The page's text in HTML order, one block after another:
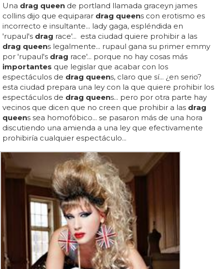
Una drag queen de portland llamada graceyn james
collins dijo que equiparar drag queens con erotismo es
incorrecto e insultante... lady gaga, espléndida en
'rupaul's drag race'... esta ciudad quiere prohibir a las
drag queens legalmente... rupaul gana su primer emmy
por 'rupaul's drag race'... porque no hay cosas más
importantes que legislar que acabar con los
espectáculos de drag queens, claro que sí... ¿en serio?
esta ciudad prepara una ley con la que quiere prohibir los
espectáculos de drag queens... pero por otra parte hay
vecinos que dicen que no creen que prohibir a las drag
queens sea homofóbico... se pasaron más de una hora
discutiendo una amienda a una ley que efectivamente
prohibiría cualquier espectáculo...